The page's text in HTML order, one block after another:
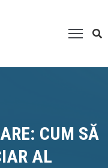
CUM SĂ
AL